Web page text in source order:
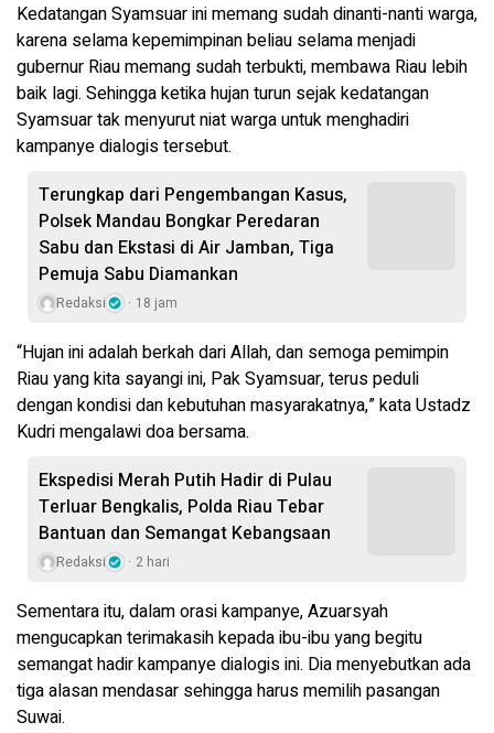
Kedatangan Syamsuar ini memang sudah dinanti-nanti warga,
karena selama kepemimpinan beliau selama menjadi
gubernur Riau memang sudah terbukti, membawa Riau lebih
baik lagi. Sehingga ketika hujan turun sejak kedatangan
Syamsuar tak menyurut niat warga untuk menghadiri
kampanye dialogis tersebut.
Terungkap dari Pengembangan Kasus,
Polsek Mandau Bongkar Peredaran
Sabu dan Ekstasi di Air Jamban, Tiga
Pemuja Sabu Diamankan
Redaksi 18 jam
“Hujan ini adalah berkah dari Allah, dan semoga pemimpin
Riau yang kita sayangi ini, Pak Syamsuar, terus peduli
dengan kondisi dan kebutuhan masyarakatnya,” kata Ustadz
Kudri mengalawi doa bersama.
Ekspedisi Merah Putih Hadir di Pulau
Terluar Bengkalis, Polda Riau Tebar
Bantuan dan Semangat Kebangsaan
Redaksi 2 hari
Sementara itu, dalam orasi kampanye, Azuarsyah
mengucapkan terimakasih kepada ibu-ibu yang begitu
semangat hadir kampanye dialogis ini. Dia menyebutkan ada
tiga alasan mendasar sehingga harus memilih pasangan
Suwai.